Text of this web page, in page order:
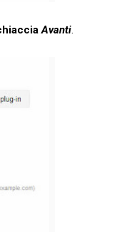
Avanti